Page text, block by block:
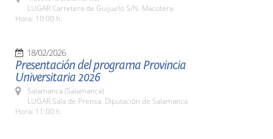
LUGAR Carretera de Guijuelo S/N. Macotera.
Hora: 10:00 h.
18/02/2026
Presentación del programa Provincia
Universitaria 2026
Salamanca (Salamanca)
LUGAR Sala de Prensa. Diputación de Salamanca
Hora: 11:00 h.